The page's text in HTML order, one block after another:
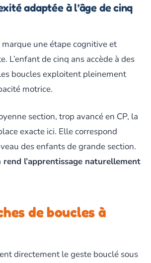
adaptée à l’âge de cinq
une étape cognitive et
L’enfant de cinq ans accède à des
boucles exploitent pleinement
motrice.
section, trop avancé en CP, la
exacte ici. Elle correspond
des enfants de grande section.
l’apprentissage naturellement
de boucles à
directement le geste bouclé sous